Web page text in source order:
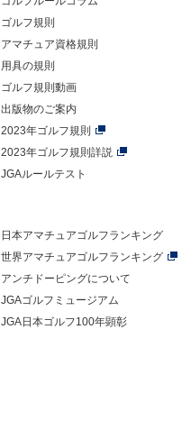
ゴルフ規則
アマチュア資格規則
用具の規則
ゴルフ規則動画
出版物のご案内
2023年ゴルフ規則
2023年ゴルフ規則詳説
JGAルールテスト
日本アマチュアゴルフランキング
世界アマチュアゴルフランキング
アンチドーピングについて
JGAゴルフミュージアム
JGA日本ゴルフ100年顕彰